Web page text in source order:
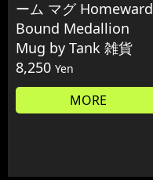
ーム マグ Homeward
Bound Medallion
Mug by Tank 雑貨
8,250 Yen
MORE